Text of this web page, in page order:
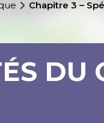
Chapitre 3 –
DU